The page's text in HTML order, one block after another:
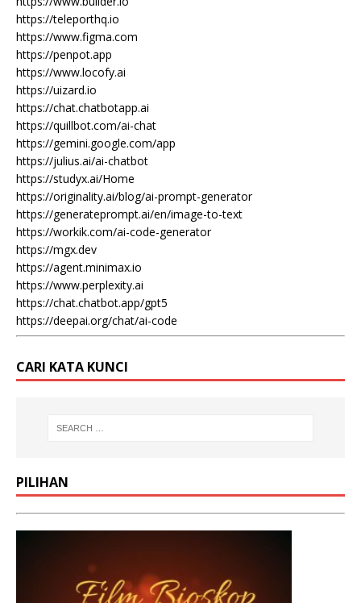
https://teleporthq.io
https://www.figma.com
https://penpot.app
https://www.locofy.ai
https://uizard.io
https://chat.chatbotapp.ai
https://quillbot.com/ai-chat
https://gemini.google.com/app
https://julius.ai/ai-chatbot
https://studyx.ai/Home
https://originality.ai/blog/ai-prompt-generator
https://generateprompt.ai/en/image-to-text
https://workik.com/ai-code-generator
https://mgx.dev
https://agent.minimax.io
https://www.perplexity.ai
https://chat.chatbot.app/gpt5
https://deepai.org/chat/ai-code
CARI KATA KUNCI
PILIHAN